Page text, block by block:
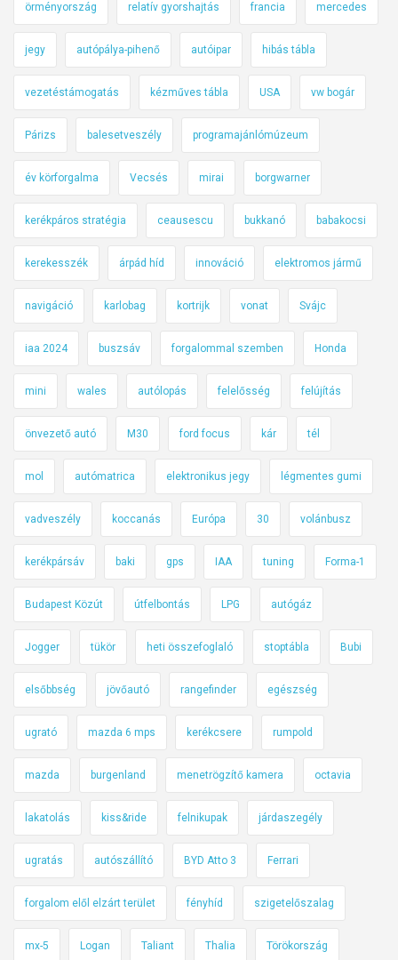
örményország relatív gyorshajtás francia mercedes
jegy autópálya-pihenő autóipar hibás tábla
vezetéstámogatás kézműves tábla USA vw bogár
Párizs balesetveszély programajánlómúzeum
év körforgalma Vecsés mirai borgwarner
kerékpáros stratégia ceausescu bukkanó babakocsi
kerekesszék árpád híd innováció elektromos jármű
navigáció karlobag kortrijk vonat Svájc
iaa 2024 buszsáv forgalommal szemben Honda
mini wales autólopás felelősség felújítás
önvezető autó M30 ford focus kár tél
mol autómatrica elektronikus jegy légmentes gumi
vadveszély koccanás Európa 30 volánbusz
kerékpársáv baki gps IAA tuning Forma-1
Budapest Közút útfelbontás LPG autógáz
Jogger tükör heti összefoglaló stoptábla Bubi
elsőbbség jövőautó rangefinder egészség
ugrató mazda 6 mps kerékcsere rumpold
mazda burgenland menetrögzítő kamera octavia
lakatolás kiss&ride felnikupak járdaszegély
ugratás autószállító BYD Atto 3 Ferrari
forgalom elől elzárt terület fényhíd szigetelőszalag
mx-5 Logan Taliant Thalia Törökország